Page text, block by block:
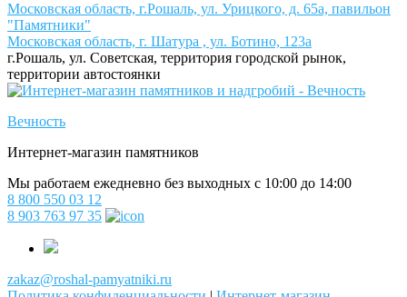
Московская область, г.Рошаль, ул. Урицкого, д. 65а, павильон
"Памятники"
Московская область, г. Шатура , ул. Ботино, 123а
г.Рошаль, ул. Советская, территория городской рынок,
территории автостоянки
Вечность
Интернет-магазин памятников
Мы работаем ежедневно без выходных с 10:00 до 14:00
8 800 550 03 12
8 903 763 97 35
zakaz@roshal-pamyatniki.ru